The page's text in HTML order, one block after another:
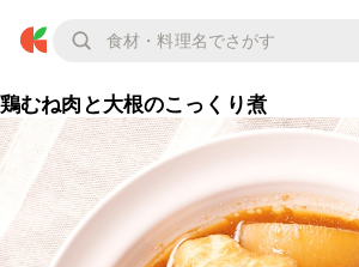
鶏むね肉と大根のこっくり煮